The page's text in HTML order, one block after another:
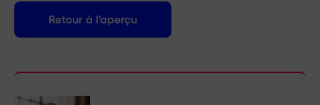
Retour à l'aperçu